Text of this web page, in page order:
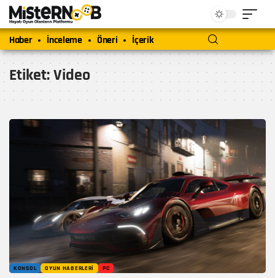
Haber İnceleme Öneri İçerik
Etiket:Video
KONSOL OYUN HABERLERI PC